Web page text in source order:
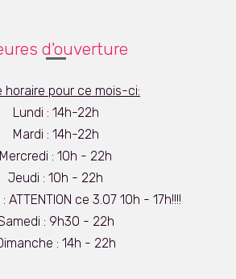
d'ouverture
horaire pour ce mois-ci:
Lundi : 14h-22h
Mardi : 14h-22h
Mercredi : 10h - 22h
Jeudi : 10h - 22h
ATTENTION ce 3.07 10h - 17h!!!!
: 9h30 - 22h
: 14h - 22h